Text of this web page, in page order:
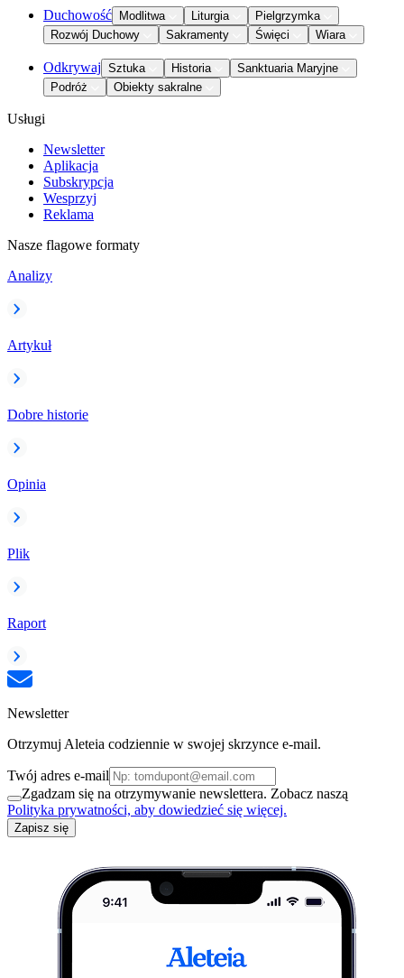
Duchowość Modlitwa Liturgia
Pielgrzymka
Rozwój Duchowy
Sakramenty Święci Wiara
Odkrywaj Sztuka Historia
Sanktuaria Maryjne
Podróż
Obiekty sakralne
Usługi
Newsletter
Aplikacja
Subskrypcja
Wesprzyj
Reklama
Nasze flagowe formaty
Analizy
Artykuł
Dobre historie
Opinia
Plik
Raport
Newsletter
Otrzymuj Aleteia codziennie w swojej skrzynce e-mail.
Twój adres e-mail
Zgadzam się na otrzymywanie newslettera. Zobacz naszą
Polityka prywatności, aby dowiedzieć się więcej.
Zapisz się